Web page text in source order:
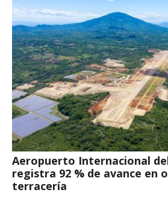
Aeropuerto Internacional
registra 92 % de avance en
terracería